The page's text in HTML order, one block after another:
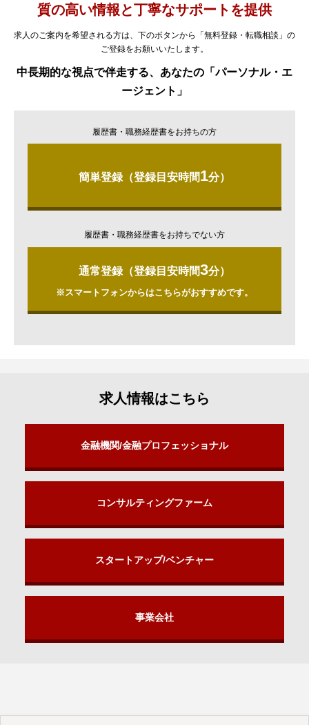
質の高い情報と丁寧なサポートを提供
求人のご案内を希望される方は、下のボタンから「無料登録・転職相談」の
ご登録をお願いいたします。
中長期的な視点で伴走する、あなたの「パーソナル・エ
ージェント」
履歴書・職務経歴書をお持ちの方
簡単登録（登録目安時間1分）
履歴書・職務経歴書をお持ちでない方
通常登録（登録目安時間3分）
※スマートフォンからはこちらがおすすめです。
求人情報はこちら
金融機関/金融プロフェッショナル
コンサルティングファーム
スタートアップ/ベンチャー
事業会社